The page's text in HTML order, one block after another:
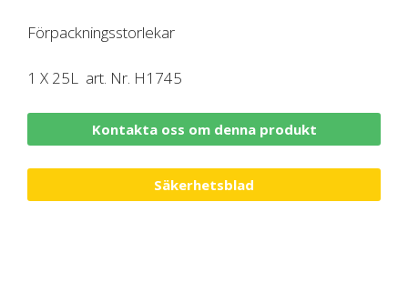
Förpackningsstorlekar
1 X 25L art. Nr. H1745
Kontakta oss om denna produkt
Säkerhetsblad